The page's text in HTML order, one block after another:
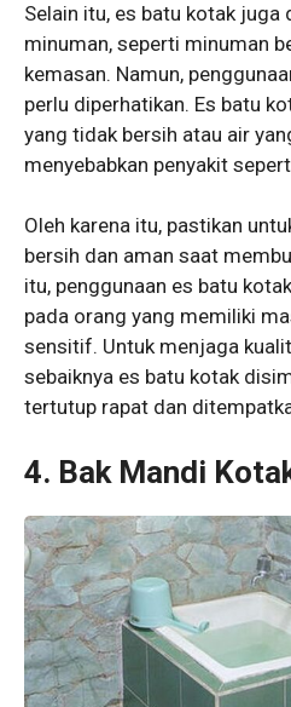
Selain itu, es batu kotak
minuman, seperti minuman
kemasan. Namun,
perlu diperhatikan. Es batu
yang tidak bersih atau air
menyebabkan penyakit
Oleh karena itu, pastikan
bersih dan aman saat
itu, penggunaan es batu
pada orang yang memiliki
sensitif. Untuk menjaga
sebaiknya es batu kotak
tertutup rapat dan
4. Bak Mandi